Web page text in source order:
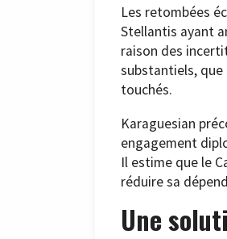
Les retombées
Stellantis ayant
raison des
substantiels, que
touchés.
Karaguesian
engagement
Il estime que le
réduire sa
Une